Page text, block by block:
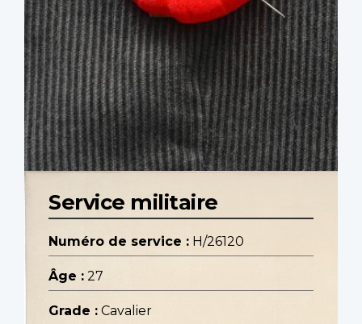
Service militaire
Numéro de service : H/26120
Âge : 27
Grade : Cavalier